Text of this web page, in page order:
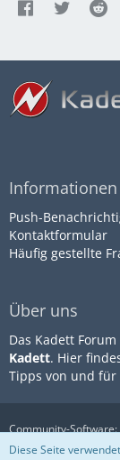
Informationen
Push-
Kontaktformular
Häufig gestellte
Über uns
Das Kadett
Kadett. Hier
Tipps von und für
Community-Software:
Suite™
Diese Seite